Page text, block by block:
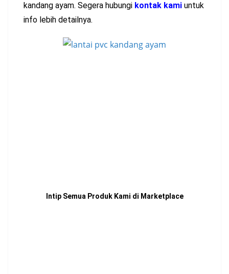
kandang ayam. Segera hubungi kontak kami untuk
info lebih detailnya.
Intip Semua Produk Kami di Marketplace